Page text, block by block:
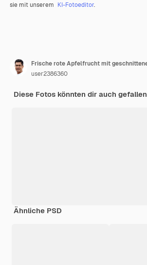
sie mit unserem KI-Fotoeditor.
user2386360
Diese Fotos könnten dir auch gefallen
Ähnliche PSD